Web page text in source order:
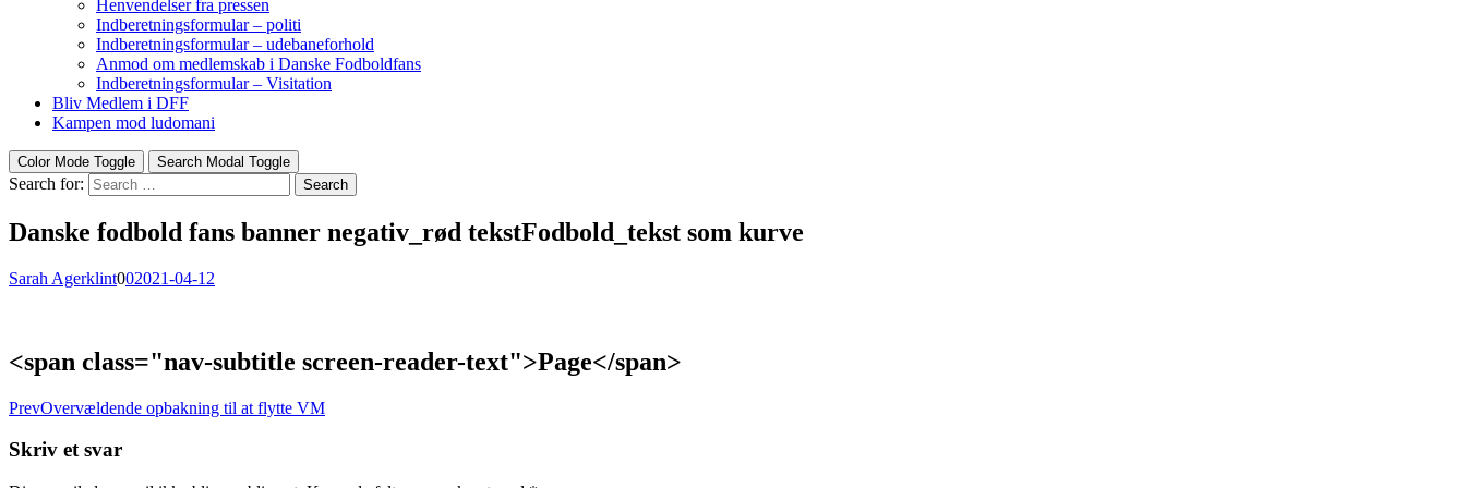
Henvendelser fra pressen
Indberetningsformular – politi
Indberetningsformular – udebaneforhold
Anmod om medlemskab i Danske Fodboldfans
Indberetningsformular – Visitation
Bliv Medlem i DFF
Kampen mod ludomani
Color Mode Toggle Search Modal Toggle
Search for: Search
Danske fodbold fans banner negativ_rød tekstFodbold_tekst som kurve
Sarah Agerklint002021-04-12
<span class="nav-subtitle screen-reader-text">Page</span>
PrevOvervældende opbakning til at flytte VM
Skriv et svar